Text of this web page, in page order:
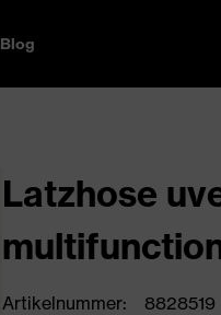
Blog
Latzhose
Artikelnummer:
8828519